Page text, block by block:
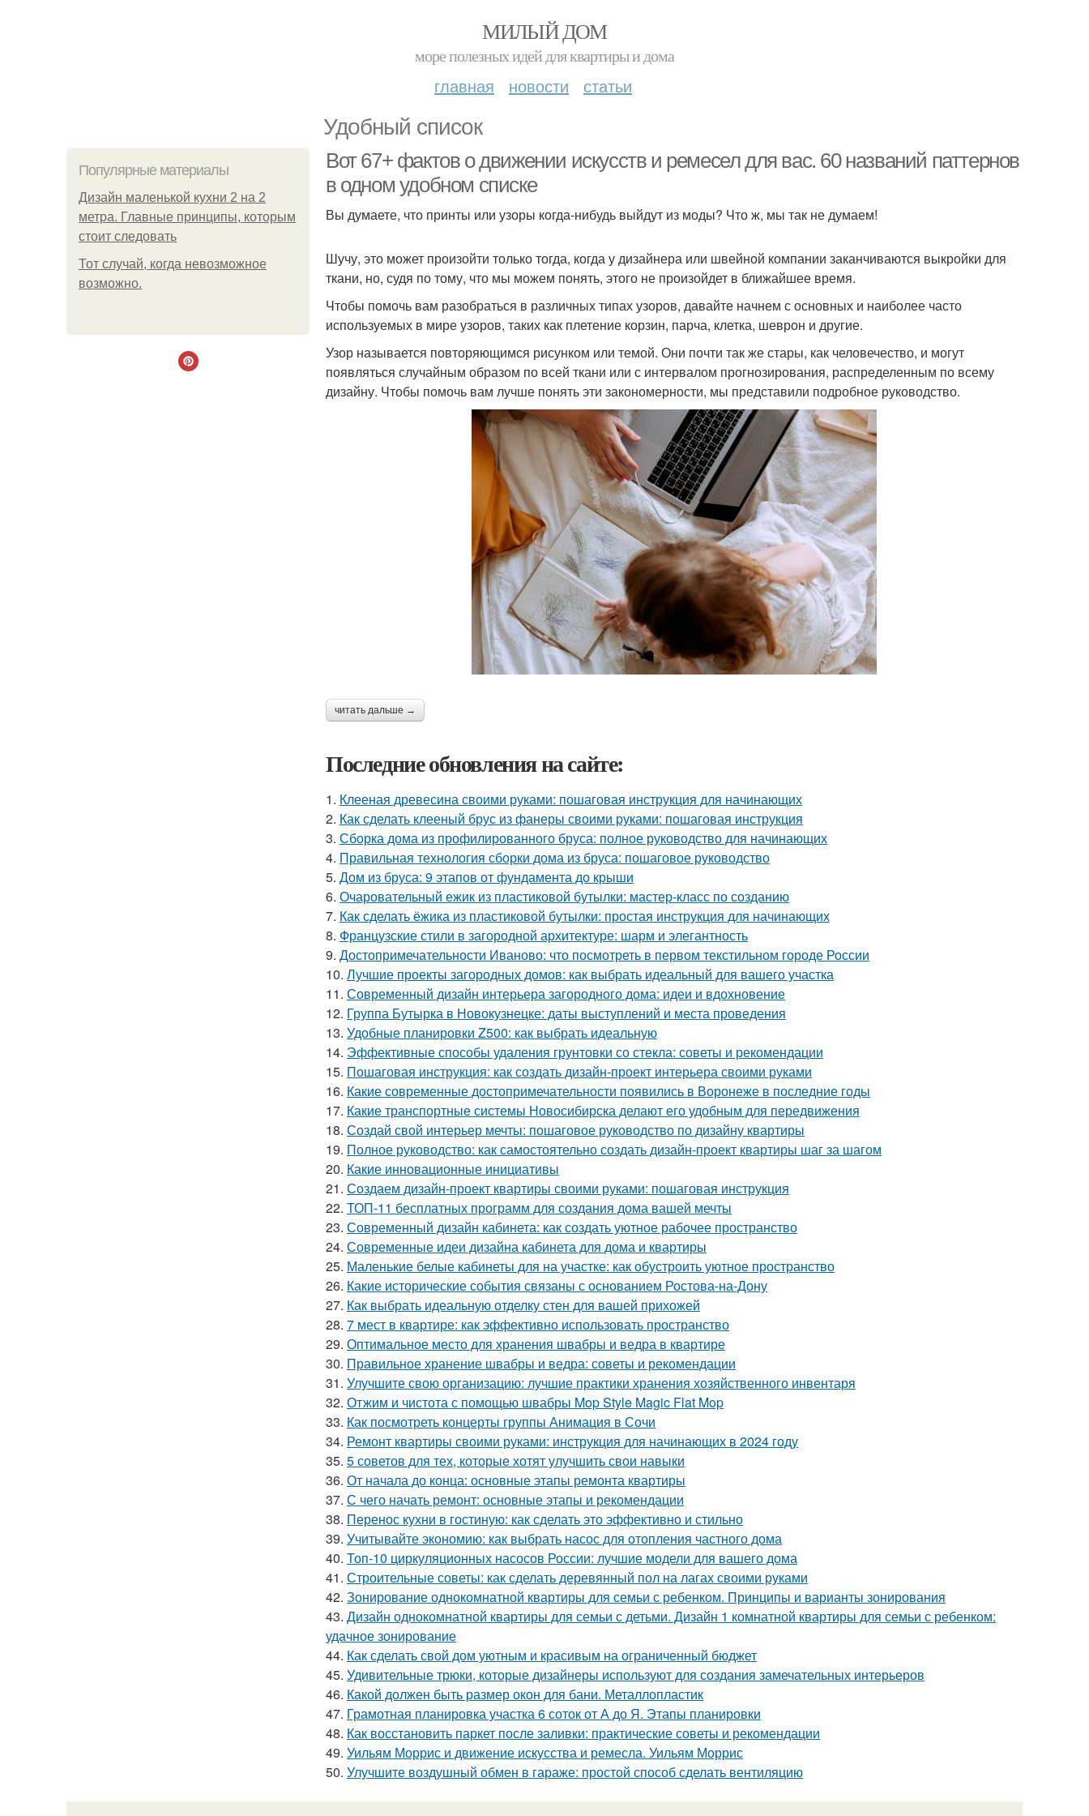
МИЛЫЙ ДОМ
море полезных идей для квартиры и дома
главная новости статьи
Удобный список
Популярные материалы
Дизайн маленькой кухни 2 на 2
метра. Главные принципы, которым
стоит следовать
Тот случай, когда невозможное
возможно.
Вот 67+ фактов о движении искусств и ремесел для вас. 60 названий паттернов
в одном удобном списке
Вы думаете, что принты или узоры когда-нибудь выйдут из моды? Что ж, мы так не думаем!
Шучу, это может произойти только тогда, когда у дизайнера или швейной компании заканчиваются выкройки для
ткани, но, судя по тому, что мы можем понять, этого не произойдет в ближайшее время.
Чтобы помочь вам разобраться в различных типах узоров, давайте начнем с основных и наиболее часто
используемых в мире узоров, таких как плетение корзин, парча, клетка, шеврон и другие.
Узор называется повторяющимся рисунком или темой. Они почти так же стары, как человечество, и могут
появляться случайным образом по всей ткани или с интервалом прогнозирования, распределенным по всему
дизайну. Чтобы помочь вам лучше понять эти закономерности, мы представили подробное руководство.
читать дальше →
Последние обновления на сайте:
1. Клееная древесина своими руками: пошаговая инструкция для начинающих
2. Как сделать клееный брус из фанеры своими руками: пошаговая инструкция
3. Сборка дома из профилированного бруса: полное руководство для начинающих
4. Правильная технология сборки дома из бруса: пошаговое руководство
5. Дом из бруса: 9 этапов от фундамента до крыши
6. Очаровательный ежик из пластиковой бутылки: мастер-класс по созданию
7. Как сделать ёжика из пластиковой бутылки: простая инструкция для начинающих
8. Французские стили в загородной архитектуре: шарм и элегантность
9. Достопримечательности Иваново: что посмотреть в первом текстильном городе России
10. Лучшие проекты загородных домов: как выбрать идеальный для вашего участка
11. Современный дизайн интерьера загородного дома: идеи и вдохновение
12. Группа Бутырка в Новокузнецке: даты выступлений и места проведения
13. Удобные планировки Z500: как выбрать идеальную
14. Эффективные способы удаления грунтовки со стекла: советы и рекомендации
15. Пошаговая инструкция: как создать дизайн-проект интерьера своими руками
16. Какие современные достопримечательности появились в Воронеже в последние годы
17. Какие транспортные системы Новосибирска делают его удобным для передвижения
18. Создай свой интерьер мечты: пошаговое руководство по дизайну квартиры
19. Полное руководство: как самостоятельно создать дизайн-проект квартиры шаг за шагом
20. Какие инновационные инициативы
21. Создаем дизайн-проект квартиры своими руками: пошаговая инструкция
22. ТОП-11 бесплатных программ для создания дома вашей мечты
23. Современный дизайн кабинета: как создать уютное рабочее пространство
24. Современные идеи дизайна кабинета для дома и квартиры
25. Маленькие белые кабинеты для на участке: как обустроить уютное пространство
26. Какие исторические события связаны с основанием Ростова-на-Дону
27. Как выбрать идеальную отделку стен для вашей прихожей
28. 7 мест в квартире: как эффективно использовать пространство
29. Оптимальное место для хранения швабры и ведра в квартире
30. Правильное хранение швабры и ведра: советы и рекомендации
31. Улучшите свою организацию: лучшие практики хранения хозяйственного инвентаря
32. Отжим и чистота с помощью швабры Mop Style Magic Flat Mop
33. Как посмотреть концерты группы Анимация в Сочи
34. Ремонт квартиры своими руками: инструкция для начинающих в 2024 году
35. 5 советов для тех, которые хотят улучшить свои навыки
36. От начала до конца: основные этапы ремонта квартиры
37. С чего начать ремонт: основные этапы и рекомендации
38. Перенос кухни в гостиную: как сделать это эффективно и стильно
39. Учитывайте экономию: как выбрать насос для отопления частного дома
40. Топ-10 циркуляционных насосов России: лучшие модели для вашего дома
41. Строительные советы: как сделать деревянный пол на лагах своими руками
42. Зонирование однокомнатной квартиры для семьи с ребенком. Принципы и варианты зонирования
43. Дизайн однокомнатной квартиры для семьи с детьми. Дизайн 1 комнатной квартиры для семьи с ребенком:
удачное зонирование
44. Как сделать свой дом уютным и красивым на ограниченный бюджет
45. Удивительные трюки, которые дизайнеры используют для создания замечательных интерьеров
46. Какой должен быть размер окон для бани. Металлопластик
47. Грамотная планировка участка 6 соток от А до Я. Этапы планировки
48. Как восстановить паркет после заливки: практические советы и рекомендации
49. Уильям Моррис и движение искусства и ремесла. Уильям Моррис
50. Улучшите воздушный обмен в гараже: простой способ сделать вентиляцию